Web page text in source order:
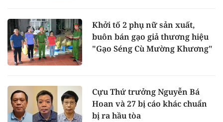
Khởi tố 2 phụ nữ sản xuất,
buôn bán gạo giả thương hiệu
"Gạo Séng Cù Mường Khương"
Cựu Thứ trưởng Nguyễn Bá
Hoan và 27 bị cáo khác chuẩn
bị ra hầu tòa